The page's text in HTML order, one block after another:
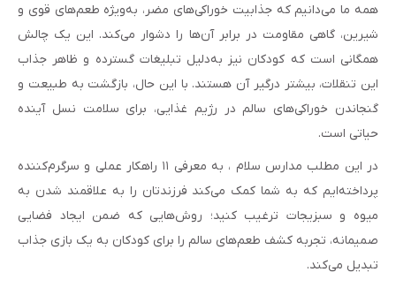
همه ما می‌دانیم که جذابیت خوراکی‌های مضر، به‌ویژه طعم‌های قوی و
شیرین، گاهی مقاومت در برابر آن‌ها را دشوار می‌کند. این یک چالش
همگانی است که کودکان نیز به‌دلیل تبلیغات گسترده و ظاهر جذاب
این تنقلات، بیشتر درگیر آن هستند. با این حال، بازگشت به طبیعت و
گنجاندن خوراکی‌های سالم در رژیم غذایی، برای سلامت نسل آینده
حیاتی است.
در این مطلب مدارس سلام ، به معرفی ۱۱ راهکار عملی و سرگرم‌کننده
پرداخته‌ایم که به شما کمک می‌کند فرزندتان را به علاقمند شدن به
میوه و سبزیجات ترغیب کنید؛ روش‌هایی که ضمن ایجاد فضایی
صمیمانه، تجربه کشف طعم‌های سالم را برای کودکان به یک بازی جذاب
تبدیل می‌کند.